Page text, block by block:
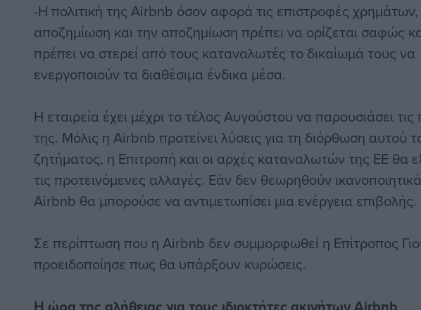
-Η πολιτική της Airbnb όσον αφορά τις επιστροφές χρημάτων,
αποζημίωση και την αποζημίωση πρέπει να ορίζεται σαφώς
πρέπει να στερεί από τους καταναλωτές το δικαίωμά τους να
ενεργοποιούν τα διαθέσιμα ένδικα μέσα.
Η εταιρεία έχει μέχρι το τέλος Αυγούστου να παρουσιάσει τις
της. Μόλις η Airbnb προτείνει λύσεις για τη διόρθωση αυτού
ζητήματος, η Επιτροπή και οι αρχές καταναλωτών της ΕΕ θα
τις προτεινόμενες αλλαγές. Εάν δεν θεωρηθούν
Airbnb θα μπορούσε να αντιμετωπίσει μια ενέργεια επιβολής.
Σε περίπτωση που η Airbnb δεν συμμορφωθεί η Επίτροπος
προειδοποίησε πως θα υπάρξουν κυρώσεις.